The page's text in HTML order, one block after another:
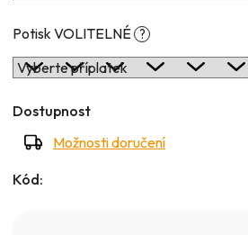
Potisk VOLITELNÉ ?
Dostupnost
Možnosti doručení
Kód: